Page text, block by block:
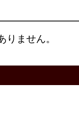
りません。